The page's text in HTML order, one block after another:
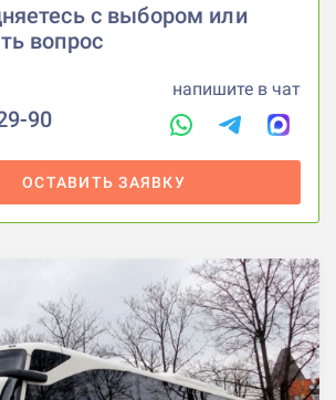
с выбором или
вопрос
90
напишите в чат
ОСТАВИТЬ ЗАЯВКУ